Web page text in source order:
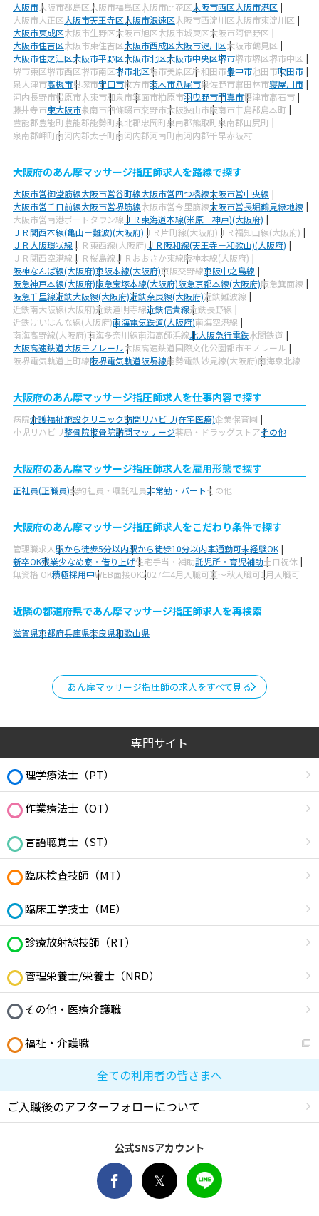
大阪市大阪市都島区大阪市福島区大阪市此花区大阪市西区大阪市港区
大阪市大正区大阪市天王寺区大阪市浪速区大阪市西淀川区大阪市東淀川区
大阪市東成区大阪市生野区大阪市旭区大阪市城東区大阪市阿倍野区
大阪市住吉区大阪市東住吉区大阪市西成区大阪市淀川区大阪市鶴見区
大阪市住之江区大阪市平野区大阪市北区大阪市中央区堺市堺市堺区堺市中区
堺市東区堺市西区堺市南区堺市北区堺市美原区岸和田市豊中市池田市吹田市
泉大津市高槻市貝塚市守口市枚方市茨木市八尾市泉佐野市富田林市寝屋川市
河内長野市松原市大東市和泉市箕面市柏原市羽曳野市門真市摂津市高石市
藤井寺市東大阪市泉南市四條畷市交野市大阪狭山市阪南市三島郡島本町
豊能郡豊能町豊能郡能勢町泉北郡忠岡町泉南郡熊取町泉南郡田尻町
泉南郡岬町南河内郡太子町南河内郡河南町南河内郡千早赤阪村
大阪府のあん摩マッサージ指圧師求人を路線で探す
大阪市営御堂筋線大阪市営谷町線大阪市営四つ橋線大阪市営中央線
大阪市営千日前線大阪市営堺筋線大阪市営今里筋線大阪市営長堀鶴見緑地線
大阪市営南港ポートタウン線ＪＲ東海道本線(米原－神戸)(大阪府)
ＪＲ関西本線(亀山－難波)(大阪府) ＪＲ片町線(大阪府) ＪＲ福知山線(大阪府)
ＪＲ大阪環状線 ＪＲ東西線(大阪府)ＪＲ阪和線(天王寺－和歌山)(大阪府)
ＪＲ関西空港線 ＪＲ桜島線 ＪＲおおさか東線阪神本線(大阪府)
阪神なんば線(大阪府)京阪本線(大阪府)京阪交野線京阪中之島線
阪急神戸本線(大阪府)阪急宝塚本線(大阪府)阪急京都本線(大阪府)阪急箕面線
阪急千里線近鉄大阪線(大阪府)近鉄奈良線(大阪府)近鉄難波線
近鉄南大阪線(大阪府)近鉄道明寺線近鉄信貴線近鉄長野線
近鉄けいはんな線(大阪府)南海電気鉄道(大阪府)南海空港線
南海高野線(大阪府)南海多奈川線南海高師浜線北大阪急行電鉄水間鉄道
大阪高速鉄道大阪モノレール大阪高速鉄道国際文化公園都市モノレール
阪堺電気軌道上町線阪堺電気軌道阪堺線能勢電鉄妙見線(大阪府)南海泉北線
大阪府のあん摩マッサージ指圧師求人を仕事内容で探す
病院介護福祉施設クリニック訪問リハビリ(在宅医療)企業保育園
小児リハビリ整骨院接骨院訪問マッサージ薬局・ドラッグストアその他
大阪府のあん摩マッサージ指圧師求人を雇用形態で探す
正社員(正職員)契約社員・嘱託社員非常勤・パートその他
大阪府のあん摩マッサージ指圧師求人をこだわり条件で探す
管理職求人駅から徒歩5分以内駅から徒歩10分以内車通勤可未経験OK
新卒OK残業少なめ寮・借り上げ住宅手当・補助託児所・育児補助土日祝休
無資格 OK積極採用中WEB面接OK2027年4月入職可夏～秋入職可1月入職可
近隣の都道府県であん摩マッサージ指圧師求人を再検索
滋賀県京都府兵庫県奈良県和歌山県
あん摩マッサージ指圧師の求人をすべて見る
専門サイト
理学療法士（PT）
作業療法士（OT）
言語聴覚士（ST）
臨床検査技師（MT）
臨床工学技士（ME）
診療放射線技師（RT）
管理栄養士/栄養士（NRD）
その他・医療介護職
福祉・介護職
全ての利用者の皆さまへ
ご入職後のアフターフォローについて
公式SNSアカウント